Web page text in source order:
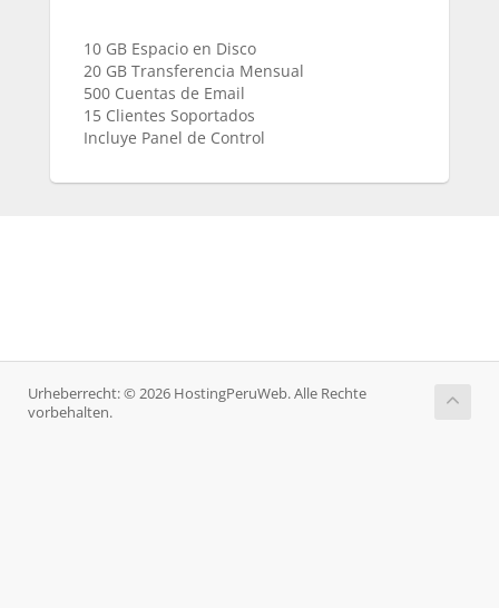
10 GB Espacio en Disco
20 GB Transferencia Mensual
500 Cuentas de Email
15 Clientes Soportados
Incluye Panel de Control
Urheberrecht: © 2026 HostingPeruWeb. Alle Rechte
vorbehalten.